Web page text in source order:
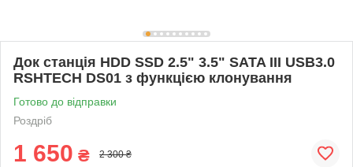
Док станція HDD SSD 2.5" 3.5" SATA III USB3.0
RSHTECH DS01 з функцією клонування
Готово до відправки
Роздріб
1 650 ₴ 2 300 ₴